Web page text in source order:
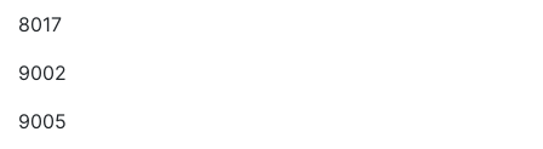
8017
9002
9005